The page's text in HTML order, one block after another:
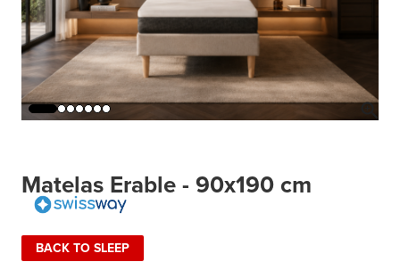
Matelas Erable - 90x190 cm
BACK TO SLEEP